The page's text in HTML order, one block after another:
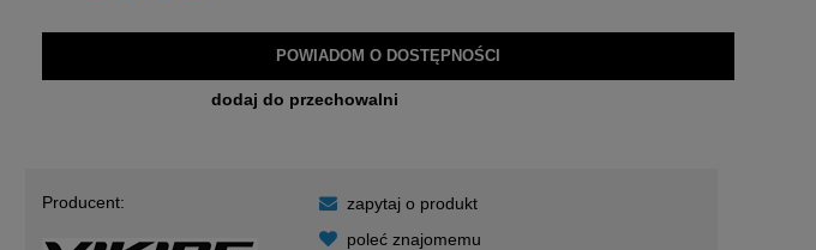
POWIADOM O DOSTĘPNOŚCI
dodaj do przechowalni
Producent:
zapytaj o produkt
poleć znajomemu